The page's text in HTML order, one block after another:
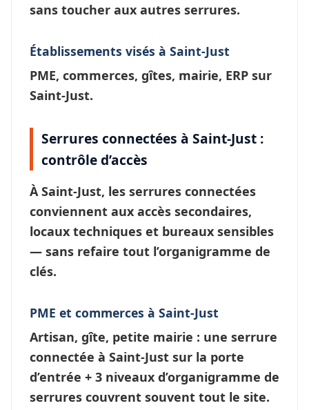
sans toucher aux autres serrures.
Établissements visés à Saint-Just
PME, commerces, gîtes, mairie, ERP sur
Saint-Just.
Serrures connectées à Saint-Just :
contrôle d’accès
À Saint-Just, les serrures connectées
conviennent aux accès secondaires,
locaux techniques et bureaux sensibles
— sans refaire tout l’organigramme de
clés.
PME et commerces à Saint-Just
Artisan, gîte, petite mairie : une serrure
connectée à Saint-Just sur la porte
d’entrée + 3 niveaux d’organigramme de
serrures couvrent souvent tout le site.